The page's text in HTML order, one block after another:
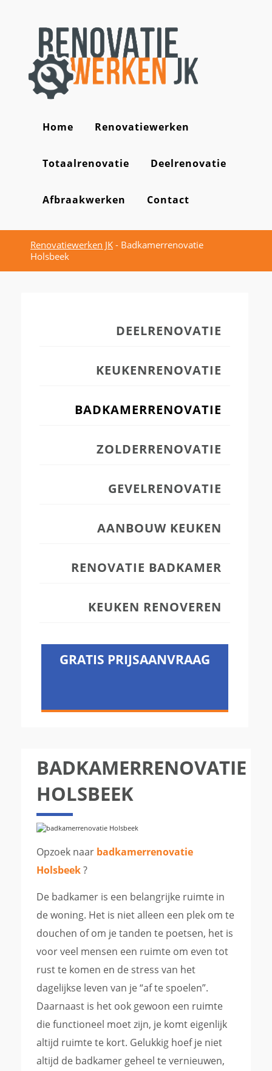
Home Renovatiewerken
Totaalrenovatie Deelrenovatie
Afbraakwerken Contact
Renovatiewerken JK - Badkamerrenovatie
Holsbeek
DEELRENOVATIE
KEUKENRENOVATIE
BADKAMERRENOVATIE
ZOLDERRENOVATIE
GEVELRENOVATIE
AANBOUW KEUKEN
RENOVATIE BADKAMER
KEUKEN RENOVEREN
GRATIS PRIJSAANVRAAG
BADKAMERRENOVATIE
HOLSBEEK
Opzoek naar badkamerrenovatie
Holsbeek?
De badkamer is een belangrijke ruimte in
de woning. Het is niet alleen een plek om te
douchen of om je tanden te poetsen, het is
voor veel mensen een ruimte om even tot
rust te komen en de stress van het
dagelijkse leven van je “af te spoelen”.
Daarnaast is het ook gewoon een ruimte
die functioneel moet zijn, je komt eigenlijk
altijd ruimte te kort. Gelukkig hoef je niet
altijd de badkamer geheel te vernieuwen,